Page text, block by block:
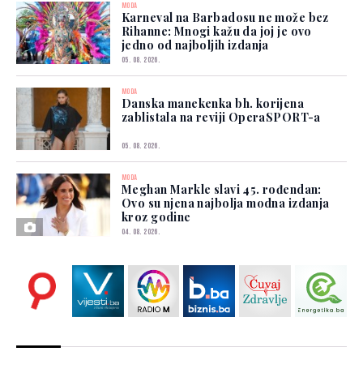
MODA
Karneval na Barbadosu ne može bez
Rihanne: Mnogi kažu da joj je ovo
jedno od najboljih izdanja
05. 08. 2026.
MODA
Danska manekenka bh. korijena
zablistala na reviji OperaSPORT-a
05. 08. 2026.
MODA
Meghan Markle slavi 45. rođendan:
Ovo su njena najbolja modna izdanja
kroz godine
04. 08. 2026.